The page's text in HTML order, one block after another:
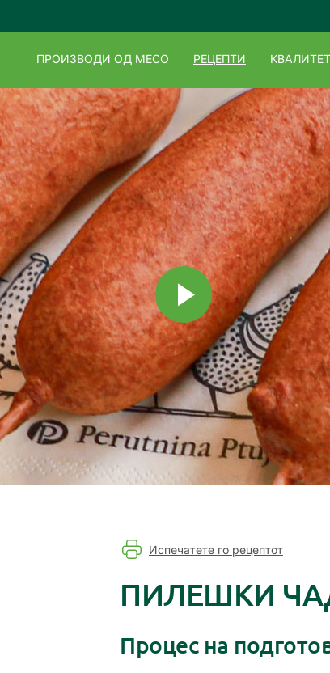
ПРОИЗВОДИ ОД МЕСО РЕЦЕПТИ КВАЛИТЕТ
Испечатете го рецептот
ПИЛЕШКИ
Процес на